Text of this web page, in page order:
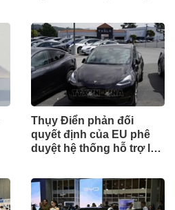
Thụy Điển phản đối
quyết định của EU phê
duyệt hệ thống hỗ trợ lái